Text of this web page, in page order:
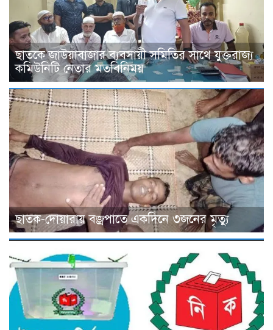
ছাতকে জাউয়াবাজার ব্যবসায়ী সমিতির সাথে যুক্তরাজ্য
কমিউনিটি নেতার মতবিনিময়
ছাতক-দোয়ারায় বজ্রপাতে একদিনে ৩জনের মৃত্যু